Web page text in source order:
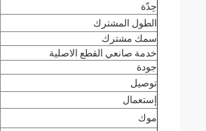
حِدّة
الطول المشترك
سمك مشترك
خدمة صانعي القطع الاصلية
جودة
توصيل
إستعمال
موك